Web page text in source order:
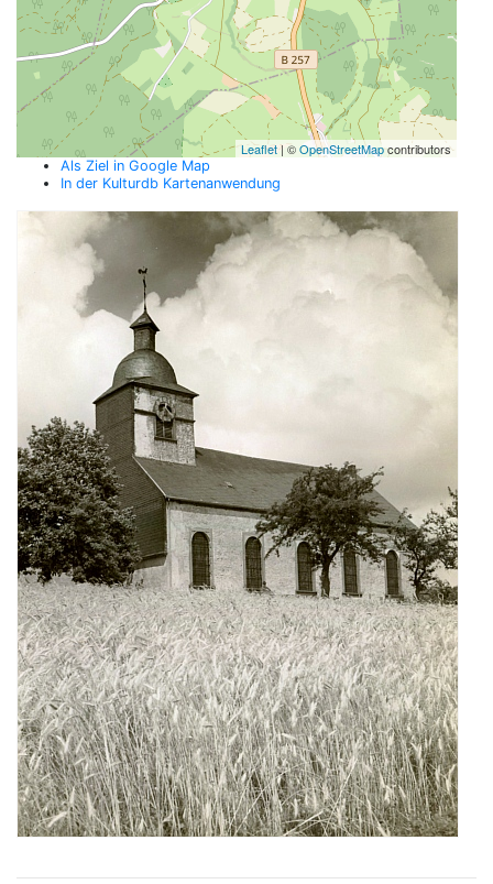
Leaflet| ©OpenStreetMapcontributors
Als Ziel in Google Map
In der Kulturdb Kartenanwendung